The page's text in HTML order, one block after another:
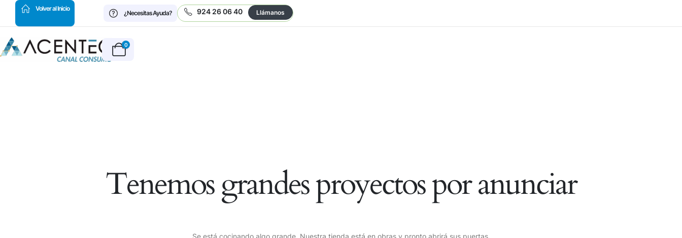
Volver al Inicio
¿Necesitas Ayuda?
924 26 06 40 Llámanos
0
Tenemos grandes proyectos por anunciar
Se está cocinando algo grande. Nuestra tienda está en obras y pronto abrirá sus puertas.